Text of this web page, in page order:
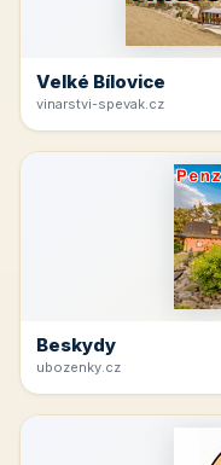
Velké Bílovice
vinarstvi-spevak.cz
Beskydy
ubozenky.cz